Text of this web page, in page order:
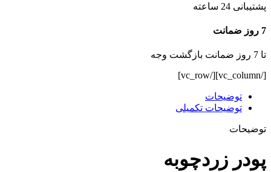
پشتیبانی 24 ساعته
7 روز ضمانت
تا 7 روز ضمانت بازگشت وجه
[/vc_column][/vc_row]
توضیحات
توضیحات تکمیلی
توضیحات
پودر زردچوبه